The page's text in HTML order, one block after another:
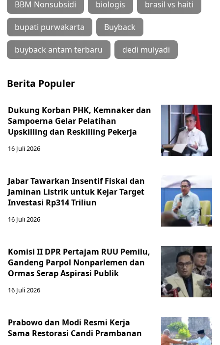
BBM Nonsubsidi biologis brasil vs haiti
bupati purwakarta Buyback
buyback antam terbaru dedi mulyadi
Berita Populer
Dukung Korban PHK, Kemnaker dan
Sampoerna Gelar Pelatihan
Upskilling dan Reskilling Pekerja
16 Juli 2026
Jabar Tawarkan Insentif Fiskal dan
Jaminan Listrik untuk Kejar Target
Investasi Rp314 Triliun
16 Juli 2026
Komisi II DPR Pertajam RUU Pemilu,
Gandeng Parpol Nonparlemen dan
Ormas Serap Aspirasi Publik
16 Juli 2026
Prabowo dan Modi Resmi Kerja
Sama Restorasi Candi Prambanan